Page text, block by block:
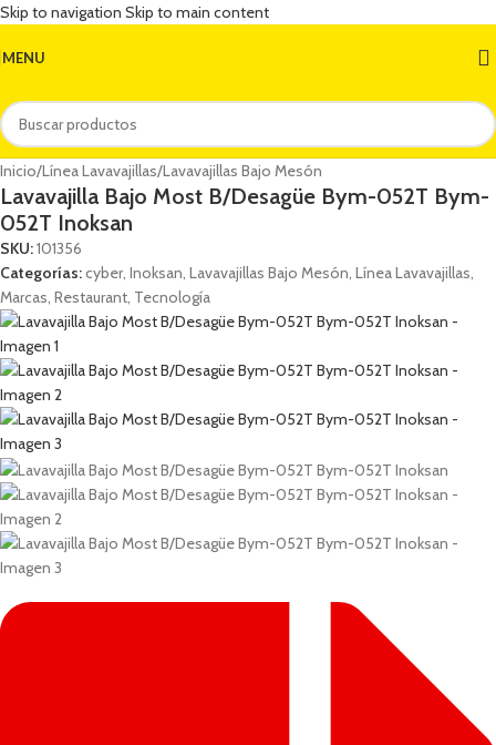
Skip to navigation Skip to main content
MENU
Inicio/Línea Lavavajillas/Lavavajillas Bajo Mesón
Lavavajilla Bajo Most B/Desagüe Bym-052T Bym-
052T Inoksan
SKU:101356
Categorías:cyber, Inoksan, Lavavajillas Bajo Mesón, Línea Lavavajillas,
Marcas, Restaurant, Tecnología